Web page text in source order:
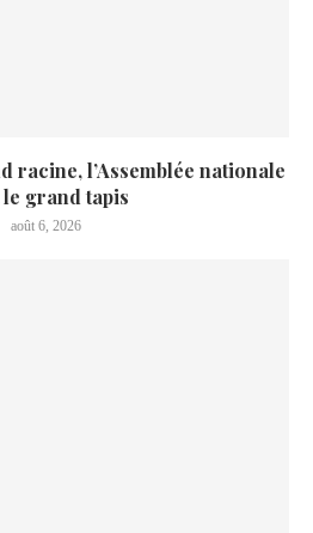
racine, l’Assemblée nationale
grand tapis
août 6, 2026